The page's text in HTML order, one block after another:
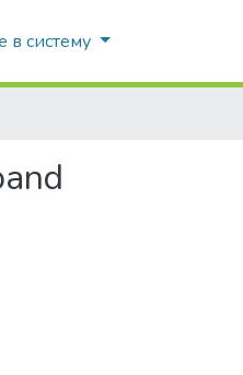
в систему